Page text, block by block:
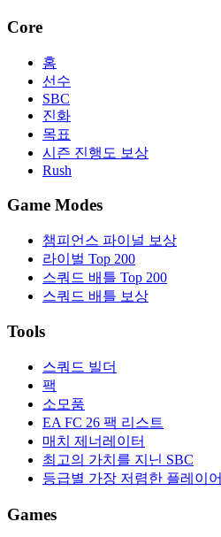
Core
홈
선수
SBC
진화
목표
시즌 진행도 보상
Rush
Game Modes
챔피언스 파이널 보상
라이벌 Top 200
스쿼드 배틀 Top 200
스쿼드 배틀 보상
Tools
스쿼드 빌더
팩
소모품
EA FC 26 팩 리스트
매치 제너레이터
최고의 가치를 지닌 SBC
등급별 가장 저렴한 플레이어
Games